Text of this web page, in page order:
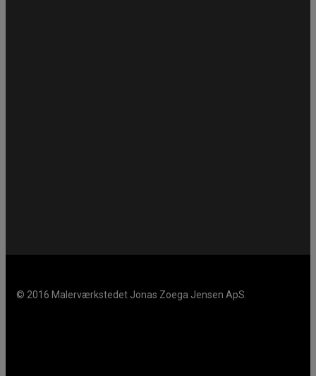
© 2016 Malerværkstedet Jonas Zoega Jensen ApS.